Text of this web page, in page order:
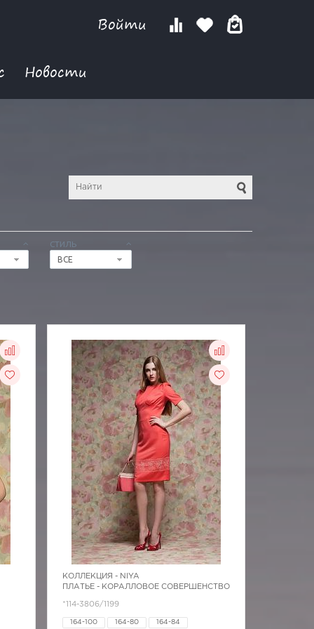
Войти
Новости
СТИЛЬ
ВСЕ
КОЛЛЕКЦИЯ - NIYA
ПЛАТЬЕ - КОРАЛЛОВОЕ СОВЕРШЕНСТВО
*114-3806/1199
164-100 164-80 164-84